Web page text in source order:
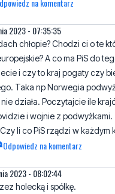
na komentarz
2023 - 07:35:35
chłopie? Chodzi ci o te
A co ma PiS do
i czy to kraj pogaty czy
Taka np Norwegia
działa. Poczytajcie ile
i wojnie z podwyżkami.
li co PiS rządzi w każdym
Odpowiedz na komentarz
2023 - 08:02:44
holecką i spólkę.